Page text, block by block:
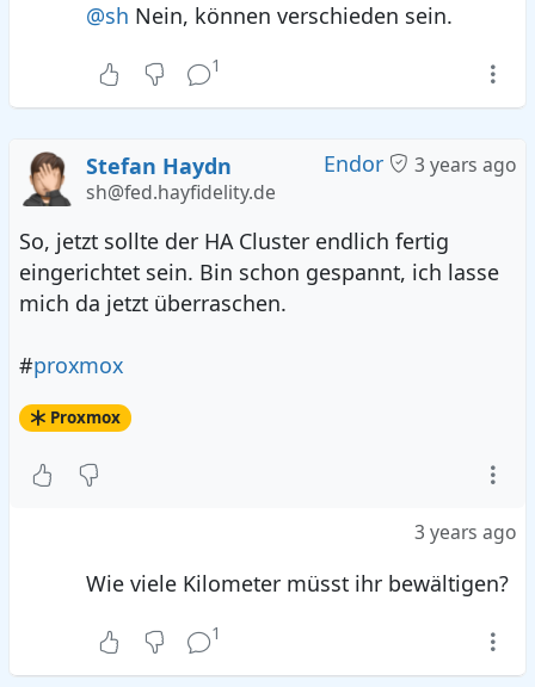
@sh Nein, können verschieden sein.
1
Endor 3 years ago
Stefan Haydn
sh@fed.hayfidelity.de
So, jetzt sollte der HA Cluster endlich fertig
eingerichtet sein. Bin schon gespannt, ich lasse
mich da jetzt überraschen.
#proxmox
Proxmox
3 years ago
Wie viele Kilometer müsst ihr bewältigen?
1